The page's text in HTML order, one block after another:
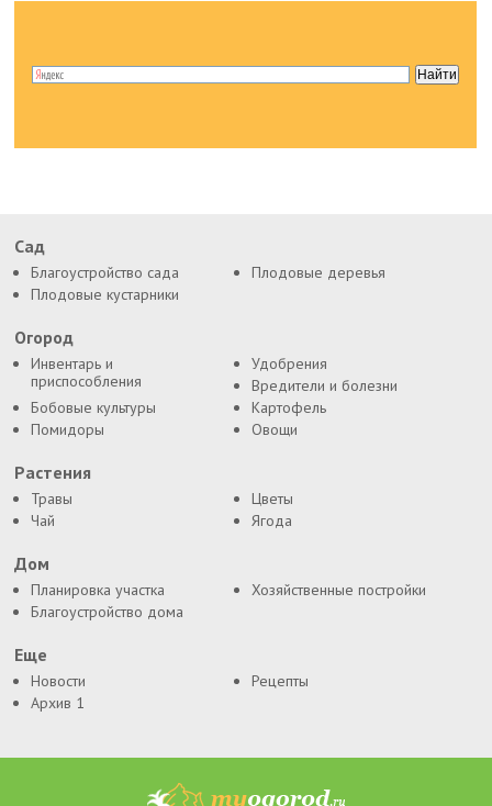
Сад
Благоустройство сада
Плодовые деревья
Плодовые кустарники
Огород
Инвентарь и
приспособления
Удобрения
Вредители и болезни
Бобовые культуры
Картофель
Помидоры
Овощи
Растения
Травы
Цветы
Чай
Ягода
Дом
Планировка участка
Хозяйственные постройки
Благоустройство дома
Еще
Новости
Рецепты
Архив 1